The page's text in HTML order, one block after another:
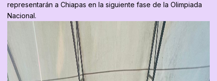
representarán a Chiapas en la siguiente fase de la Olimpiada
Nacional.